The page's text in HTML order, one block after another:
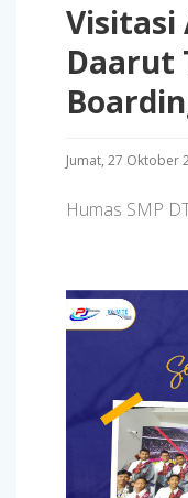
Visitasi
Daarut
Jumat, 27 Oktober
Humas SMP